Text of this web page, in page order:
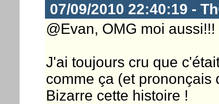
07/09/2010 22:40:19 -
@Evan, OMG moi aussi!!!
J'ai toujours cru que
comme ça (et prononçais
Bizarre cette histoire !